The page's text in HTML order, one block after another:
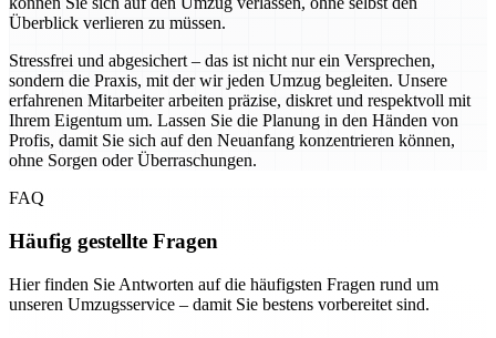
Überblick verlieren zu müssen.
Stressfrei und abgesichert – das ist nicht nur ein Versprechen,
sondern die Praxis, mit der wir jeden Umzug begleiten. Unsere
erfahrenen Mitarbeiter arbeiten präzise, diskret und respektvoll mit
Ihrem Eigentum um. Lassen Sie die Planung in den Händen von
Profis, damit Sie sich auf den Neuanfang konzentrieren können,
ohne Sorgen oder Überraschungen.
FAQ
Häufig gestellte Fragen
Hier finden Sie Antworten auf die häufigsten Fragen rund um
unseren Umzugsservice – damit Sie bestens vorbereitet sind.